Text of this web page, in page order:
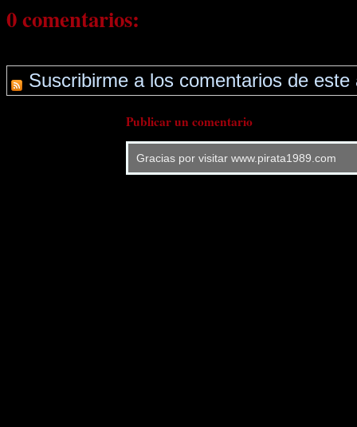
0 comentarios:
Suscribirme a los comentarios de este
Publicar un comentario
Gracias por visitar www.pirata1989.com